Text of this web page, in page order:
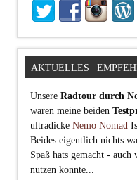
AKTUELLES |
Unsere Radtour durch
waren meine beiden
ultradicke Nemo Nomad
Beides eigentlich nichts
Spaß hats gemacht -
nutzen konnte...